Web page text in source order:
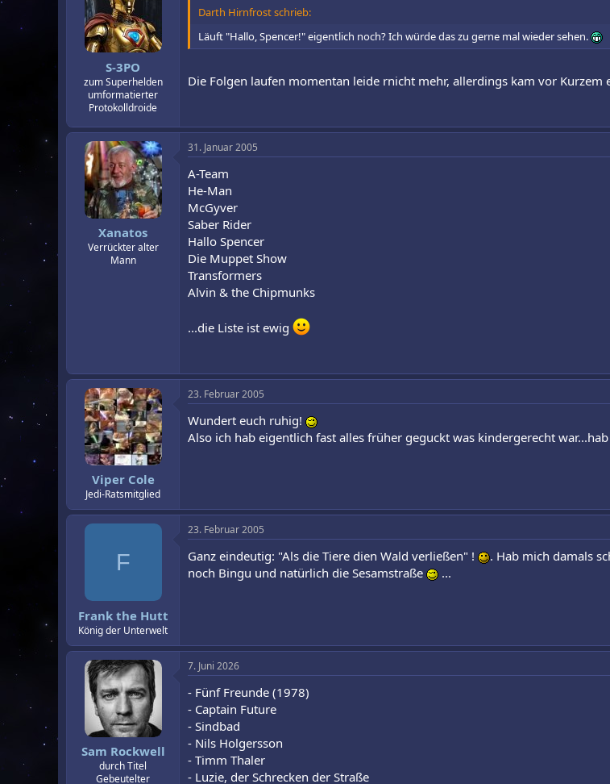
S-3PO
zum Superhelden
umformatierter
Protokolldroide
Darth Hirnfrost schrieb:
Läuft "Hallo, Spencer!" eigentlich noch? Ich würde das zu gerne mal wieder sehen.
Die Folgen laufen momentan leide rnicht mehr, allerdings kam vor Kurzem
Xanatos
Verrückter alter
Mann
31. Januar 2005
A-Team
He-Man
McGyver
Saber Rider
Hallo Spencer
Die Muppet Show
Transformers
Alvin & the Chipmunks
...die Liste ist ewig
Viper Cole
Jedi-Ratsmitglied
23. Februar 2005
Wundert euch ruhig!
Also ich hab eigentlich fast alles früher geguckt was kindergerecht war...hab
F
Frank the Hutt
König der Unterwelt
23. Februar 2005
Ganz eindeutig: "Als die Tiere dien Wald verließen" !
. Hab mich damals
noch Bingu und natürlich die Sesamstraße
...
Sam Rockwell
durch Titel
Gebeutelter
7. Juni 2026
- Fünf Freunde (1978)
- Captain Future
- Sindbad
- Nils Holgersson
- Timm Thaler
- Luzie, der Schrecken der Straße